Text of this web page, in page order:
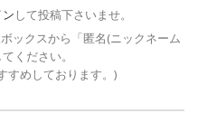
して投稿下さいませ。
ックスから「匿名(ニックネーム
ください。
すめしております。)